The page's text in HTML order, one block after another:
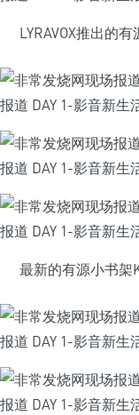
LYRAVOX推出的
最新的有源小书架